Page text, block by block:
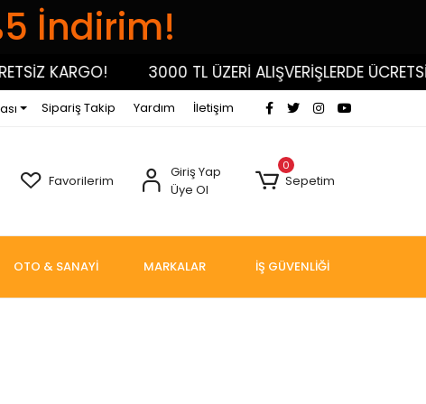
İndirim!
KARGO! 3000 TL ÜZERİ ALIŞVERİŞLERDE
Sipariş Takip Yardım İletişim
Favorilerim
Giriş Yap
Üye Ol
0
Sepetim
OTO & SANAYİ MARKALAR İŞ GÜVENLİĞİ